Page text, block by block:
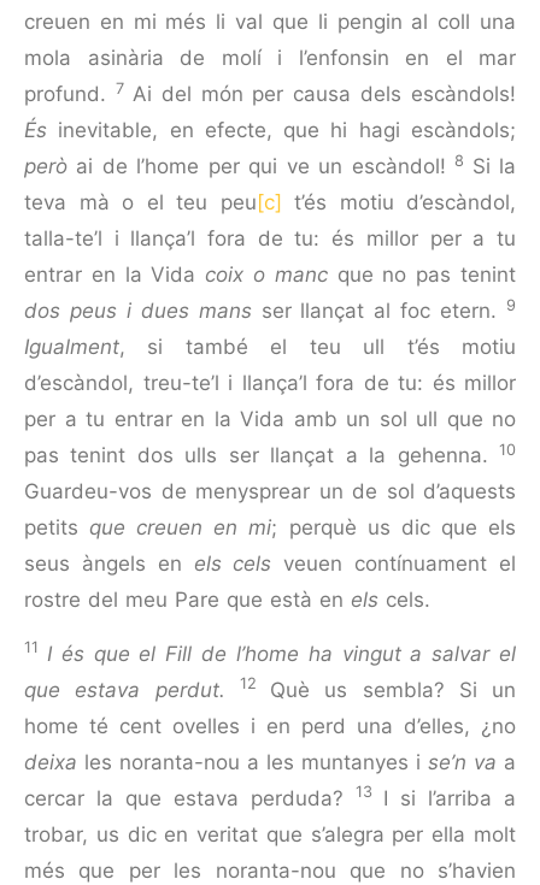
creuen en mi més li val que li pengin al coll una
mola asinària de molí i l’enfonsin en el mar
profund. 7 Ai del món per causa dels escàndols!
És inevitable, en efecte, que hi hagi escàndols;
però ai de l’home per qui ve un escàndol!8 Si la
teva mà o el teu peu [c]
t’és motiu d’escàndol,
talla-te’l i llança’l fora de tu: és millor per a tu
entrar en la Vida coix o mancque no pas tenint
dos peus i dues mans ser llançat al foc etern. 9
Igualment, si també el teu ull t’és motiu
d’escàndol, treu-te’l i llança’l fora de tu: és millor
per a tu entrar en la Vida amb un sol ull que no
pas tenint dos ulls ser llançat a la gehenna.
10
Guardeu-vos de menysprear un de sol d’aquests
petitsque creuen en mi; perquè us dic que els
seus àngels en els cels veuen contínuament el
rostre del meu Pare que està en els cels.
11 I és que el Fill de l’home ha vingut a salvar el
que estava perdut.
12 Què us sembla? Si un
home té cent ovelles i en perd una d’elles, ¿no
deixa les noranta-nou a les muntanyes i se’n va a
cercar la que estava perduda?
13 I si l’arriba a
trobar, us dic en veritat que s’alegra per ella molt
més que per les noranta-nou que no s’havien